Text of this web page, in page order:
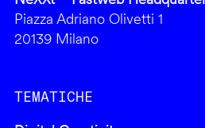
Piazza Adriano Olivetti 1
20139 Milano
TEMATICHE